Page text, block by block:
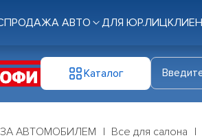
ПРОДАЖА АВТО ДЛЯ ЮР.ЛИЦ
Каталог
АВТОМОБИЛЕМ Все для салона